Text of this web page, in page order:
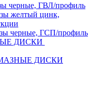
черные, ГВЛ/профиль
желтый цинк,
черные, ГСП/профиль
ДИСКИ
ДИСКИ